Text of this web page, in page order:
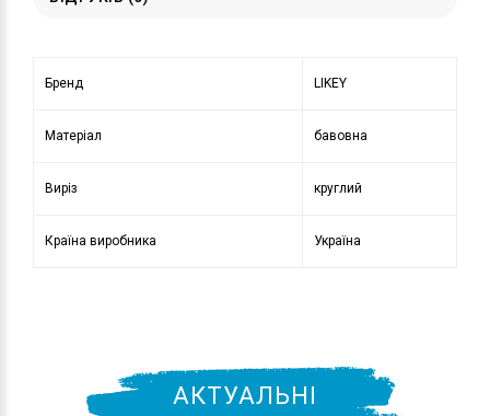
Бренд LIKEY
Матеріал бавовна
Виріз круглий
Країна виробника Україна
АКТУАЛЬНІ